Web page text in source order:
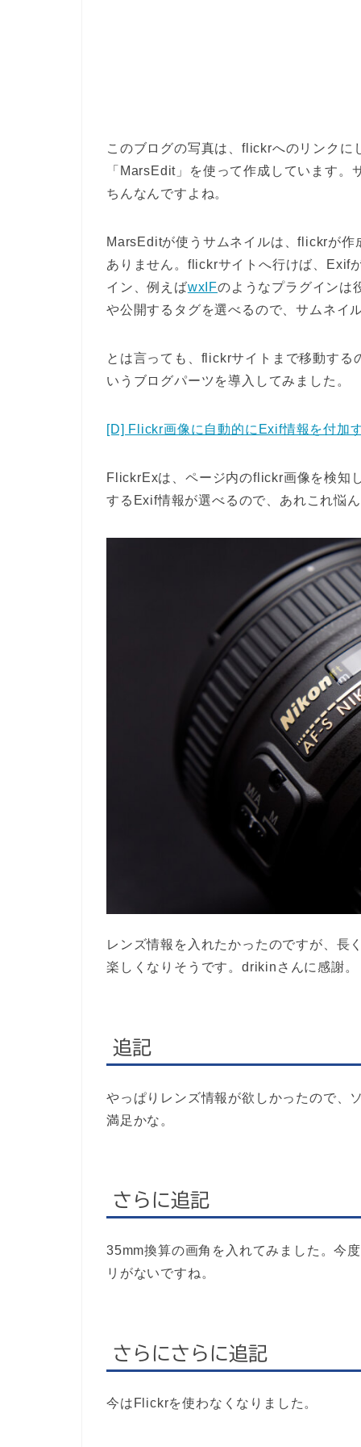
このブログの写真は、flickrへのリンク
「MarsEdit」を使って作成しています
ちんなんですよね。
MarsEditが使うサムネイルは、flickrが
ありません。flickrサイトへ行けば、Exif
イン、例えばwxIFのようなプラグインは
や公開するタグを選べるので、サムネイ
とは言っても、flickrサイトまで移動す
いうブログパーツを導入してみました。
[D] Flickr画像に自動的にExif情報を付加
FlickrExは、ページ内のflickr画像を検知
するExif情報が選べるので、あれこれ悩
レンズ情報を入れたかったのですが、長
楽しくなりそうです。drikinさんに感謝。
追記
やっぱりレンズ情報が欲しかったので、
満足かな。
さらに追記
35mm換算の画角を入れてみました。今
リがないですね。
さらにさらに追記
今はFlickrを使わなくなりました。